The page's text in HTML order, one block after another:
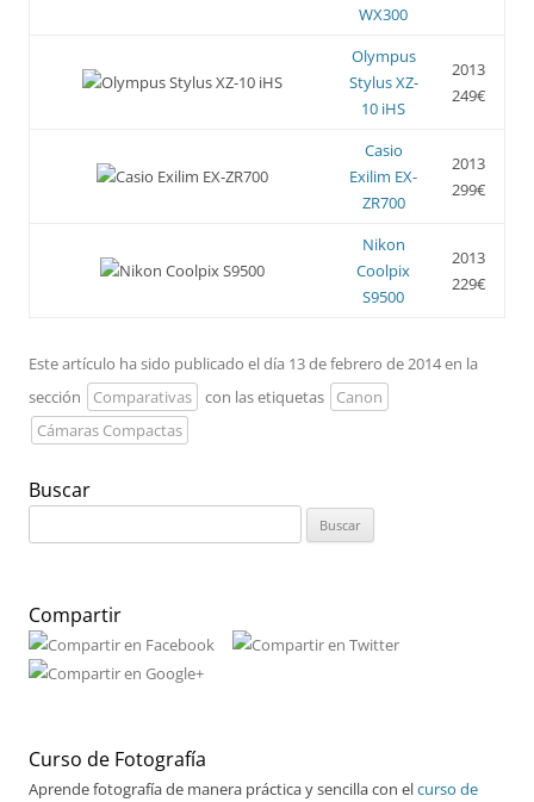
WX300
Olympus
Stylus XZ-
10 iHS
2013
249€
Casio
Exilim EX-
ZR700
2013
299€
Nikon
Coolpix
S9500
2013
229€
Este artículo ha sido publicado el día 13 de febrero de 2014 en la
sección
Comparativas con las etiquetas
Canon
Cámaras Compactas
Buscar
Compartir
Curso de Fotografía
Aprende fotografía de manera práctica y sencilla con elcurso de